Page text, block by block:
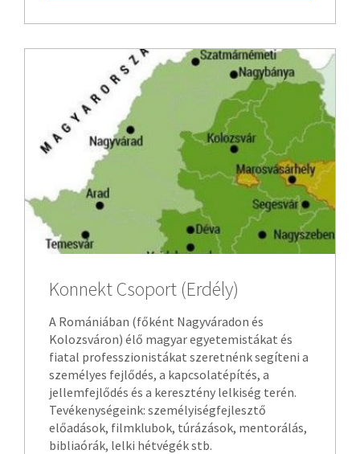
Konnekt Csoport (Erdély)
A Romániában (főként Nagyváradon és
Kolozsváron) élő magyar egyetemistákat és
fiatal professzionistákat szeretnénk segíteni a
személyes fejlődés, a kapcsolatépítés, a
jellemfejlődés és a keresztény lelkiség terén.
Tevékenységeink: személyiségfejlesztő
előadások, filmklubok, túrázások, mentorálás,
bibliaórák, lelki hétvégék stb.